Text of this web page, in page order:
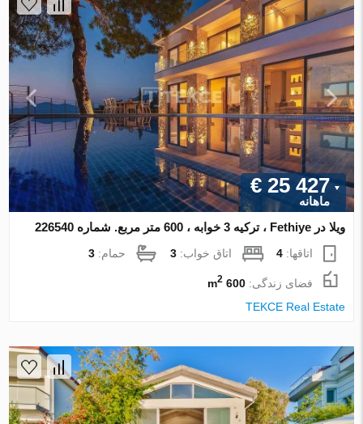
€ 25 427
ماهانه
ویلا در Fethiye ، ترکیه 3 خوابه ، 600 متر مربع. شماره 226540
اتاقها:4 اتاق خواب:3 حمام:3
فضای زندگی:600 m
2
TEKCE Real Estate